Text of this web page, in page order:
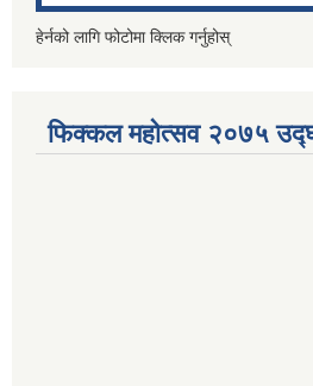
हेर्नको लागि फोटोमा क्लिक गर्नुहोस्
फिक्कल महोत्सव २०७५